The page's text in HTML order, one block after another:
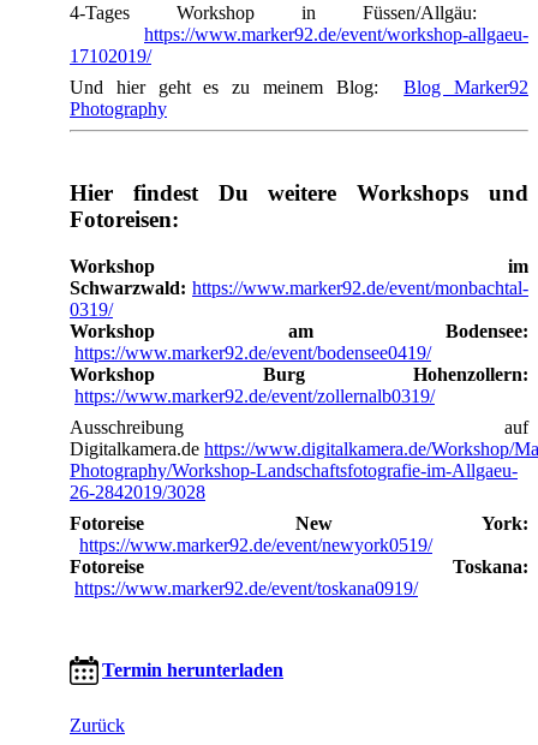
4-Tages Workshop in Füssen/Allgäu:
https://www.marker92.de/event/workshop-allgaeu-
17102019/
Und hier geht es zu meinem Blog:Blog Marker92
Photography
Hier findest Du weitere Workshops und
Fotoreisen:
Workshop im
Schwarzwald: https://www.marker92.de/event/monbachtal-
0319/
Workshop am Bodensee:
https://www.marker92.de/event/bodensee0419/
Workshop Burg Hohenzollern:
https://www.marker92.de/event/zollernalb0319/
Ausschreibung auf
Digitalkamera.de https://www.digitalkamera.de/Workshop/
Photography/Workshop-Landschaftsfotografie-im-Allgaeu-
26-2842019/3028
Fotoreise New York:
https://www.marker92.de/event/newyork0519/
Fotoreise Toskana:
https://www.marker92.de/event/toskana0919/
Termin herunterladen
Zurück